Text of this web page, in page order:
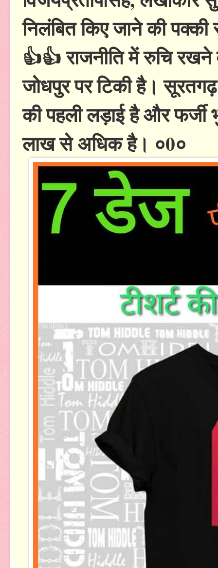
निलंबित किए जाने की
👍👍 राजनीति में रुचि
जोधपुर पर टिकी है।
की पहली लड़ाई है और फर्जी
लाख से अधिक है। ०0०